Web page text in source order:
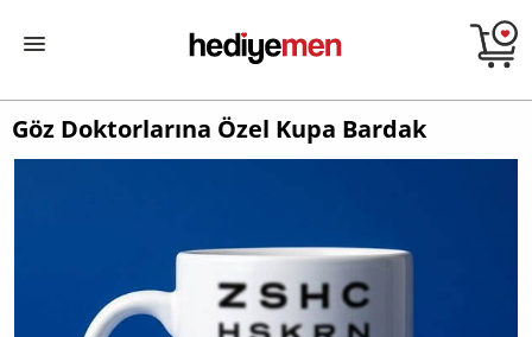
Göz Doktorlarına Özel Kupa Bardak